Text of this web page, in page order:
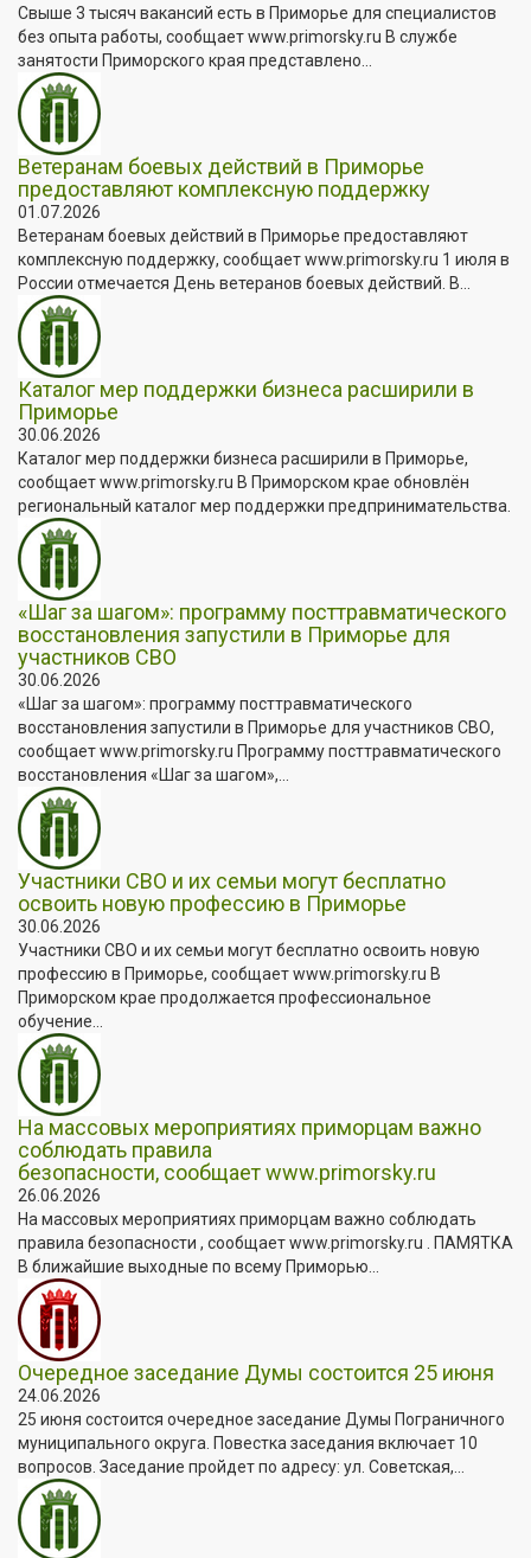
Свыше 3 тысяч вакансий есть в Приморье для специалистов
без опыта работы, сообщает www.primorsky.ru В службе
занятости Приморского края представлено...
Ветеранам боевых действий в Приморье
предоставляют комплексную поддержку
01.07.2026
Ветеранам боевых действий в Приморье предоставляют
комплексную поддержку, сообщает www.primorsky.ru 1 июля в
России отмечается День ветеранов боевых действий. В...
Каталог мер поддержки бизнеса расширили в
Приморье
30.06.2026
Каталог мер поддержки бизнеса расширили в Приморье,
сообщает www.primorsky.ru В Приморском крае обновлён
региональный каталог мер поддержки предпринимательства.
«Шаг за шагом»: программу посттравматического
восстановления запустили в Приморье для
участников СВО
30.06.2026
«Шаг за шагом»: программу посттравматического
восстановления запустили в Приморье для участников СВО,
сообщает www.primorsky.ru Программу посттравматического
восстановления «Шаг за шагом»,...
Участники СВО и их семьи могут бесплатно
освоить новую профессию в Приморье
30.06.2026
Участники СВО и их семьи могут бесплатно освоить новую
профессию в Приморье, сообщает www.primorsky.ru В
Приморском крае продолжается профессиональное
обучение...
На массовых мероприятиях приморцам важно
соблюдать правила
безопасности, сообщает www.primorsky.ru
26.06.2026
На массовых мероприятиях приморцам важно соблюдать
правила безопасности , сообщает www.primorsky.ru . ПАМЯТКА
В ближайшие выходные по всему Приморью...
Очередное заседание Думы состоится 25 июня
24.06.2026
25 июня состоится очередное заседание Думы Пограничного
муниципального округа. Повестка заседания включает 10
вопросов. Заседание пройдет по адресу: ул. Советская,...